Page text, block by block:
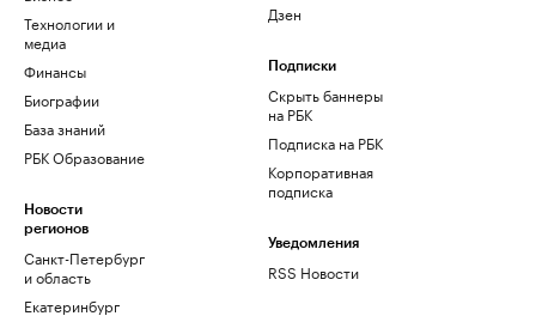
Технологии и
медиа
Финансы
Биографии
База знаний
РБК Образование
Новости
регионов
Санкт-Петербург
и область
Екатеринбург
Дзен
Подписки
Скрыть баннеры
на РБК
Подписка на РБК
Корпоративная
подписка
Уведомления
RSS Новости